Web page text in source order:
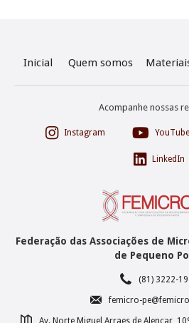
Federação das Associações de
de Pequeno
☎ (81) 3222-
✉ femicro-

Inicial Quem somos
Acompanhe nossas
 Instagram  YouTube
 LinkedIn